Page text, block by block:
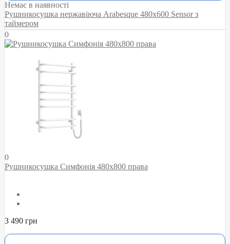
Немає в наявності
Рушникосушка нержавіюча Arabesque 480x600 Sensor з
таймером
0
0
Рушникосушка Симфонія 480х800 права
3 490 грн